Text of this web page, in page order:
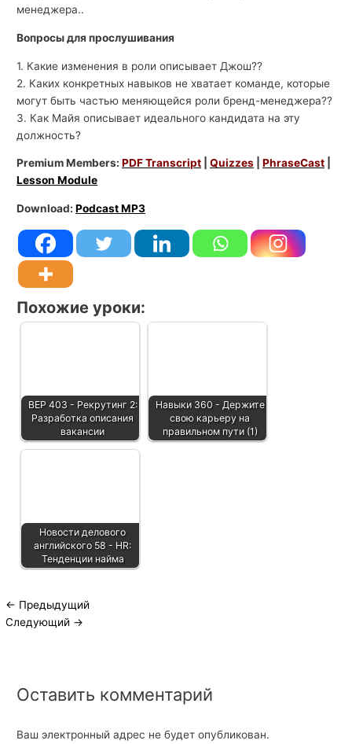
менеджера..
Вопросы для прослушивания
1. Какие изменения в роли описывает Джош??
2. Каких конкретных навыков не хватает команде, которые
могут быть частью меняющейся роли бренд-менеджера??
3. Как Майя описывает идеального кандидата на эту
должность?
Premium Members:PDF Transcript |Quizzes |PhraseCast
Lesson Module
Download:Podcast MP3
Похожие уроки:
BEP 403 - Рекрутинг 2:
Разработка описания
вакансии
Навыки 360 - Держите
свою карьеру на
правильном пути (1)
Новости делового
английского 58 - HR:
Тенденции найма
← Предыдущий
Следующий →
Оставить комментарий
Ваш электронный адрес не будет опубликован.